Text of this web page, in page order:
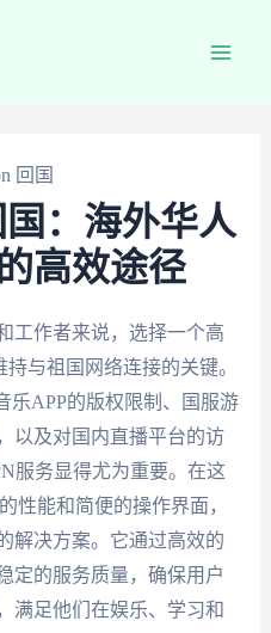
回国
：海外华人
高效途径
工作者来说，选择一个高
持与祖国网络连接的关键。
乐APP的版权限制、国服游
以及对国内直播平台的访
服务显得尤为重要。在这
性能和简便的操作界面，
解决方案。它通过高效的
定的服务质量，确保用户
满足他们在娱乐、学习和